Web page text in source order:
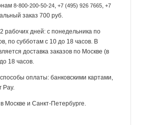
8-800-200-50-24, +7 (495) 926 7665, +7
заказ 700 руб.
рабочих дней: с понедельника по
по субботам с 10 до 18 часов. В
доставка заказов по Москве (в
18 часов.
оплаты: банковскими картами,
Pay.
Москве и Санкт-Петербурге.